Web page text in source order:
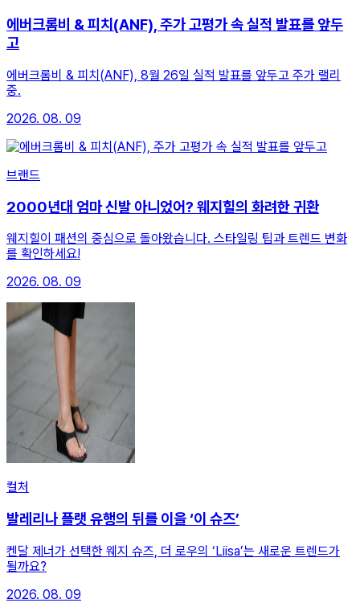
에버크롬비 & 피치(ANF), 주가 고평가 속 실적 발표를 앞두
고
에버크롬비 & 피치(ANF), 8월 26일 실적 발표를 앞두고 주가 랠리
중.
2026. 08. 09
브랜드
2000년대 엄마 신발 아니었어? 웨지힐의 화려한 귀환
웨지힐이 패션의 중심으로 돌아왔습니다. 스타일링 팁과 트렌드 변화
를 확인하세요!
2026. 08. 09
컬처
발레리나 플랫 유행의 뒤를 이을 ‘이 슈즈’
켄달 제너가 선택한 웨지 슈즈, 더 로우의 ‘Liisa’는 새로운 트렌드가
될까요?
2026. 08. 09